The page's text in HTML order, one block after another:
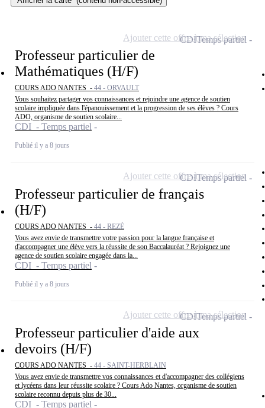
Professeur particulier de
Mathématiques (H/F)
COURS ADO NANTES - 44 - ORVAULT
Vous souhaitez partager vos connaissances et rejoindre une agence de soutien
scolaire impliquée dans l'épanouissement et la progression de ses élèves ? Cours
ADO, organisme de soutien scolaire...
CDI - Temps partiel
Publié il y a 8 jours
CDITemps partiel
Ajouter cette offre à ma sélection
Professeur particulier de français
(H/F)
COURS ADO NANTES - 44 - REZÉ
Vous avez envie de transmettre votre passion pour la langue française et
d'accompagner une élève vers la réussite de son Baccalauréat ? Rejoignez une
agence de soutien scolaire engagée dans la...
CDI - Temps partiel
Publié il y a 8 jours
CDITemps partiel
Ajouter cette offre à ma sélection
Professeur particulier d'aide aux
devoirs (H/F)
COURS ADO NANTES - 44 - SAINT-HERBLAIN
Vous avez envie de transmettre vos connaissances et d'accompagner des collégiens
et lycéens dans leur réussite scolaire ? Cours Ado Nantes, organisme de soutien
scolaire reconnu depuis plus de 30...
CDI - Temps partiel
CDITemps partiel
Ajouter cette offre à ma sélection